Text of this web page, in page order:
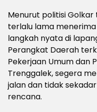
Menurut politisi
terlalu lama
langkah nyata di
Perangkat Daerah
Pekerjaan Umum dan
Trenggalek, segera
jalan dan tidak
rencana.